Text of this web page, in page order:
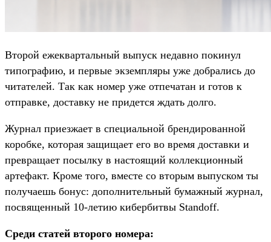
Второй ежеквартальный выпуск недавно покинул
типографию, и первые экземпляры уже добрались до
читателей. Так как номер уже отпечатан и готов к
отправке, доставку не придется ждать долго.
Журнал приезжает в специальной брендированной
коробке, которая защищает его во время доставки и
превращает посылку в настоящий коллекционный
артефакт. Кроме того, вместе со вторым выпуском ты
получаешь бонус: дополнительный бумажный журнал,
посвященный 10-летию кибербитвы Standoff.
Среди статей второго номера: